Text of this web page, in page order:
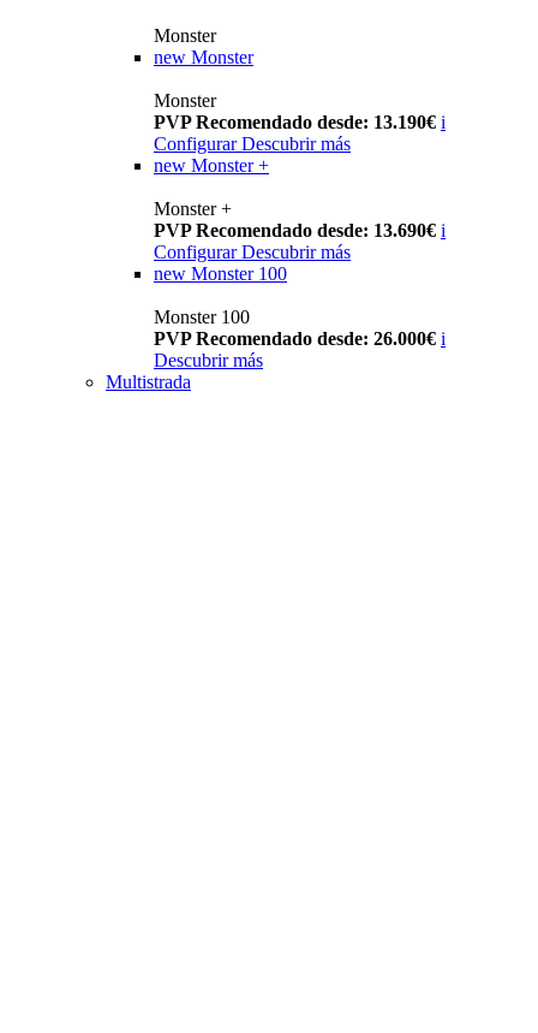
Monster
new Monster
Monster
PVP Recomendado desde: 13.190€ i
Configurar Descubrir más
new Monster +
Monster +
PVP Recomendado desde: 13.690€ i
Configurar Descubrir más
new Monster 100
Monster 100
PVP Recomendado desde: 26.000€ i
Descubrir más
Multistrada